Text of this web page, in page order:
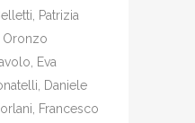
Patrizia
Oronzo
Eva
Daniele
Francesco